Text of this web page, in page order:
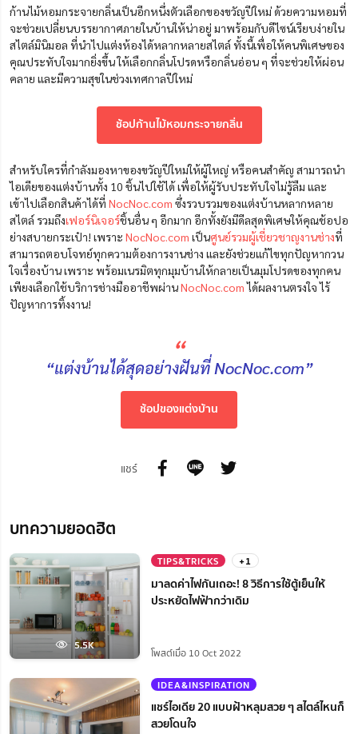
ก้านไม้หอมกระจายกลิ่นเป็นอีกหนึ่งตัวเลือกของขวัญปีใหม่ ด้วยความหอมที่
จะช่วยเปลี่ยนบรรยากาศภายในบ้านให้น่าอยู่ มาพร้อมกับดีไซน์เรียบง่ายใน
สไตล์มินิมอล ที่นำไปแต่งห้องได้หลากหลายสไตล์ ทั้งนี้เพื่อให้คนพิเศษของ
คุณประทับใจมากยิ่งขึ้น ให้เลือกกลิ่นโปรดหรือกลิ่นอ่อน ๆ ที่จะช่วยให้ผ่อน
คลาย และมีความสุขในช่วงเทศกาลปีใหม่
ช้อปก้านไม้หอมกระจายกลิ่น
สำหรับใครที่กำลังมองหาของขวัญปีใหม่ให้ผู้ใหญ่ หรือคนสำคัญ สามารถนำ
ไอเดียของแต่งบ้านทั้ง 10 ชิ้นไปใช้ได้ เพื่อให้ผู้รับประทับใจไม่รู้ลืม และ
เข้าไปเลือกสินค้าได้ที่ NocNoc.com ซึ่งรวบรวมของแต่งบ้านหลากหลาย
สไตล์ รวมถึงเฟอร์นิเจอร์ชิ้นอื่น ๆ อีกมาก อีกทั้งยังมีดีลสุดพิเศษให้คุณช้อปอ
ย่างสบายกระเป๋า! เพราะ NocNoc.com เป็นศูนย์รวมผู้เชี่ยวชาญงานช่างที่
สามารถตอบโจทย์ทุกความต้องการงานช่าง และยังช่วยแก้ไขทุกปัญหากวน
ใจเรื่องบ้าน เพราะ พร้อมเนรมิตทุกมุมบ้านให้กลายเป็นมุมโปรดของทุกคน
เพียงเลือกใช้บริการช่างมืออาชีพผ่านNocNoc.comได้ผลงานตรงใจ ไร้
ปัญหาการทิ้งงาน!
“
“แต่งบ้านได้สุดอย่างฝันที่ NocNoc.com”
ช้อปของแต่งบ้าน
แชร์
บทความยอดฮิต
5.5K
TIPS&TRICKS +1
มาลดค่าไฟกันเถอะ! 8 วิธีการใช้ตู้เย็นให้
ประหยัดไฟฟ้ากว่าเดิม
โพสต์เมื่อ 10 Oct 2022
IDEA&INSPIRATION
แชร์ไอเดีย 20 แบบฝ้าหลุมสวย ๆ สไตล์ไหนก็
สวยโดนใจ